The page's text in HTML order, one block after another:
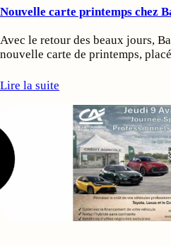
Nouvelle carte printemps chez
Avec le retour des beaux jours,
nouvelle carte de printemps,
Lire la suite